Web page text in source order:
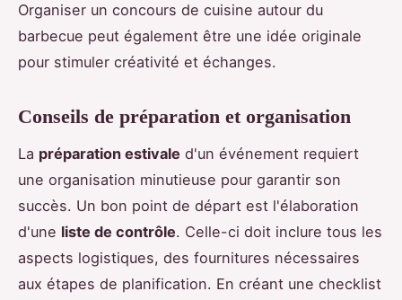
Organiser un concours de cuisine autour du
barbecue peut également être une idée originale
pour stimuler créativité et échanges.
Conseils de préparation et organisation
La préparation estivale d'un événement requiert
une organisation minutieuse pour garantir son
succès. Un bon point de départ est l'élaboration
d'une liste de contrôle. Celle-ci doit inclure tous les
aspects logistiques, des fournitures nécessaires
aux étapes de planification. En créant une checklist